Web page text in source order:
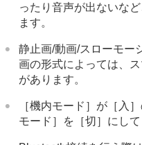
ったり音声が出ないな
ます。
静止画/動画/スローモー
画の形式によっては、
があります。
［機内モード］ が ［入］
モード］ を ［切］ にして